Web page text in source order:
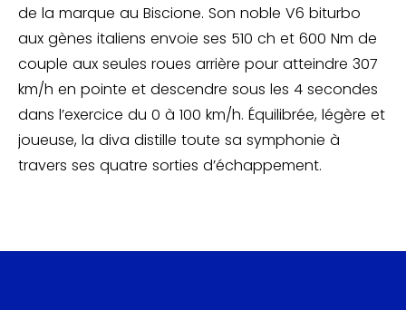
de la marque au Biscione. Son noble V6 biturbo
aux gènes italiens envoie ses 510 ch et 600 Nm de
couple aux seules roues arrière pour atteindre 307
km/h en pointe et descendre sous les 4 secondes
dans l’exercice du 0 à 100 km/h. Équilibrée, légère et
joueuse, la diva distille toute sa symphonie à
travers ses quatre sorties d’échappement.